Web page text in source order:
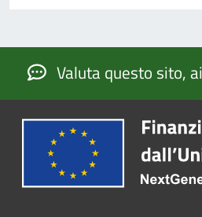
Valuta questo sito,